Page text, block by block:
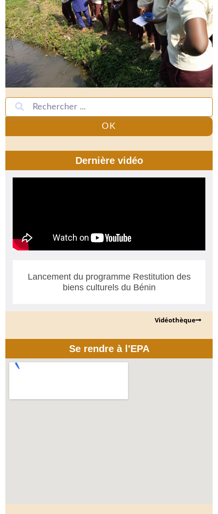
OK
Dernière vidéo
Lancement du programme Restitution des
biens culturels du Bénin
Vidéothèque
Se rendre à l'EPA